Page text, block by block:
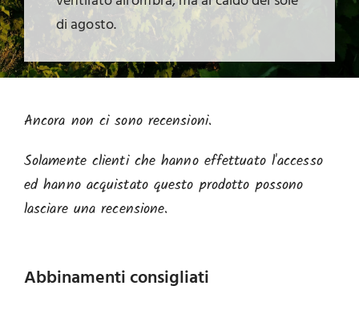
di agosto.
Ancora non ci sono recensioni.
Solamente clienti che hanno effettuato l'accesso
ed hanno acquistato questo prodotto possono
lasciare una recensione.
Abbinamenti consigliati